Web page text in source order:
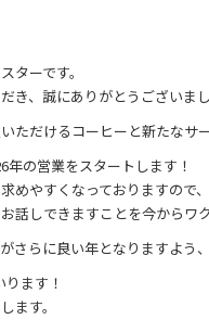
Li
n
eターです。
き、誠にありがとうございまし
ただけるコーヒーと新たなサ
年の営業をスタートします！
めやすくなっておりますので
話しできますことを今からワ
さらに良い年となりますよう
ます！
ます。